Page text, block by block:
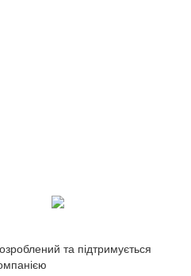
та підтримується